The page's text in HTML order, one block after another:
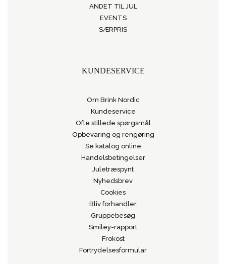
ANDET TIL JUL
EVENTS
SÆRPRIS
KUNDESERVICE
Om Brink Nordic
Kundeservice
Ofte stillede spørgsmål
Opbevaring og rengøring
Se katalog online
Handelsbetingelser
Juletræspynt
Nyhedsbrev
Cookies
Bliv forhandler
Gruppebesøg
Smiley-rapport
Frokost
Fortrydelsesformular